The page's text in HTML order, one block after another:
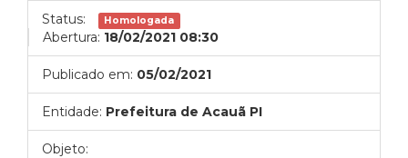
Status: Homologada
Abertura: 18/02/2021 08:30
Publicado em: 05/02/2021
Entidade: Prefeitura de Acauã PI
Objeto: